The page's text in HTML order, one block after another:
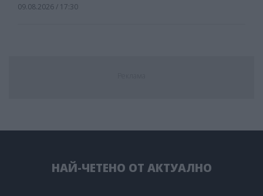
09.08.2026 / 17:30
НАЙ-ЧЕТЕНО ОТ АКТУАЛНО